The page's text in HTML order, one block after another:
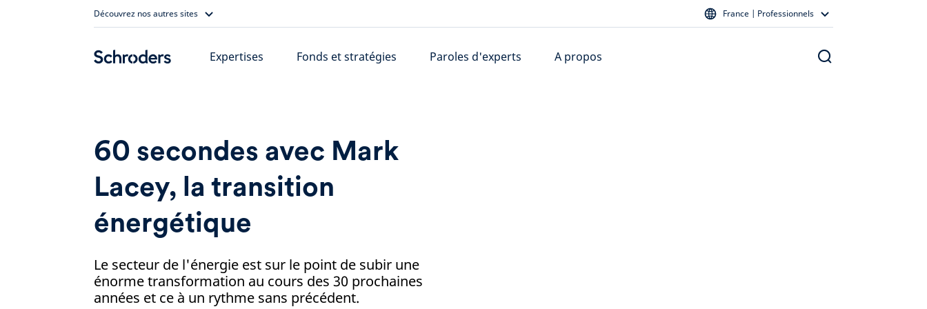
Découvrez nos autres sites France | Professionnels
Expertises Fonds et stratégies Paroles d'experts A propos
60 secondes avec Mark
Lacey, la transition
énergétique
Le secteur de l'énergie est sur le point de subir une
énorme transformation au cours des 30 prochaines
années et ce à un rythme sans précédent.